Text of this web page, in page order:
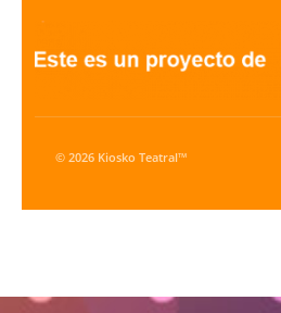
© 2026 Kiosko Teatral™